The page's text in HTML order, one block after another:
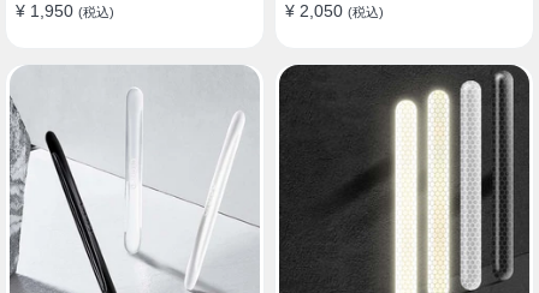
¥ 1,950 (税込) ¥ 2,050 (税込)